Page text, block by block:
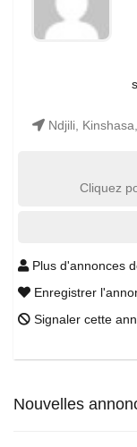
Ndjili,
Cliquez
Plus d'annonces
Enregistrer
Signaler cette
Nouvelles